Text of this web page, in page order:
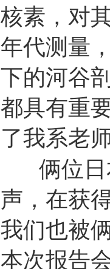
核素，对
年代测量
下的河谷
都具有重
了我系老
俩位日
声，在获
我们也被
本次报告